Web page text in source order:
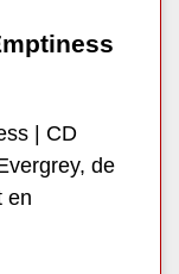
| CD
de
en